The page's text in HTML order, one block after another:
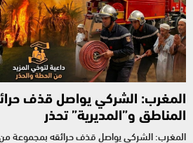
المغرب: الشركي يواصل قذف
المناطق و”المديرية” تحذر
المغرب: الشركي يواصل قذف حرائقه بمجموعة من